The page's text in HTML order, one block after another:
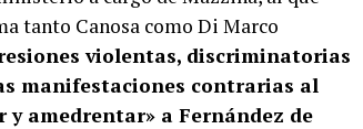
tanto Canosa como Di Marco
violentas, discriminatorias
manifestaciones contrarias al
amedrentar» a Fernández de